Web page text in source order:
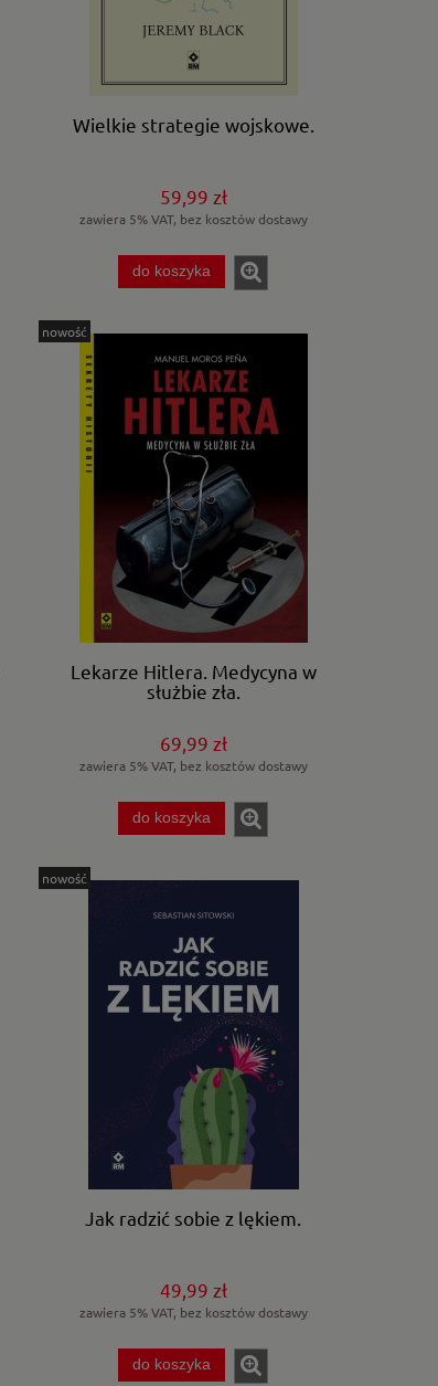
Wielkie strategie wojskowe.
59,99 zł
zawiera 5% VAT, bez kosztów dostawy
do koszyka
Lekarze Hitlera. Medycyna w
służbie zła.
69,99 zł
zawiera 5% VAT, bez kosztów dostawy
do koszyka
nowość
Jak radzić sobie z lękiem.
49,99 zł
zawiera 5% VAT, bez kosztów dostawy
do koszyka
nowość